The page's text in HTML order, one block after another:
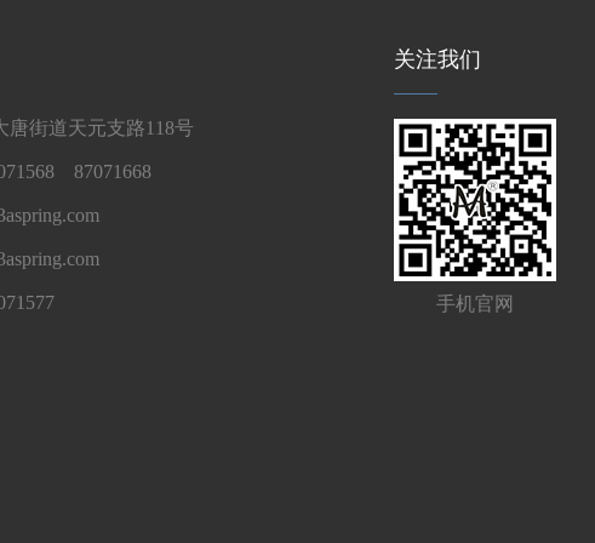
唐街道天元支路118号
87071668
关注我们
手机官网